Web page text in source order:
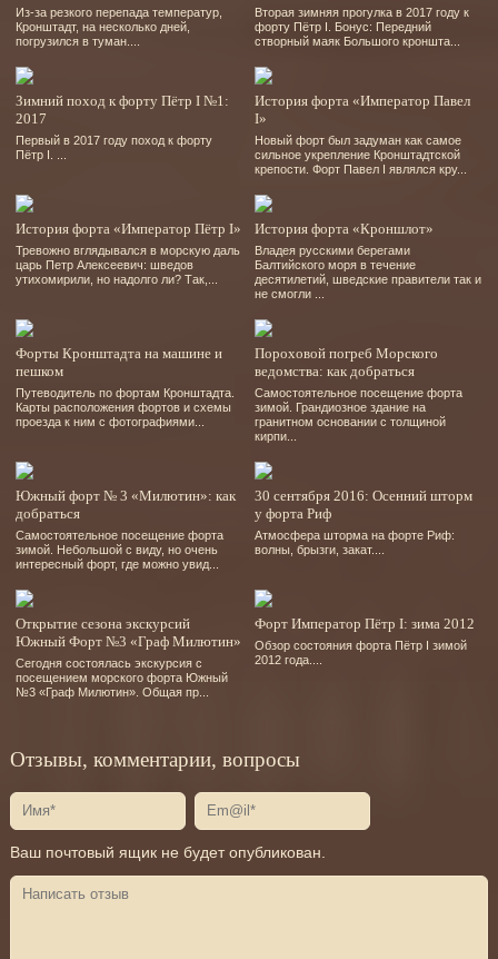
Из-за резкого перепада температур,
Кронштадт, на несколько дней,
погрузился в туман....
Вторая зимняя прогулка в 2017 году к
форту Пётр I. Бонус: Передний
створный маяк Большого кроншта...
Зимний поход к форту Пётр I №1:
2017
Первый в 2017 году поход к форту
Пётр I. ...
История форта «Император Павел
I»
Новый форт был задуман как самое
сильное укрепление Кронштадтской
крепости. Форт Павел I являлся кру...
История форта «Император Пётр I»
Тревожно вглядывался в морскую даль
царь Петр Алексеевич: шведов
утихомирили, но надолго ли? Так,...
История форта «Кроншлот»
Владея русскими берегами
Балтийского моря в течение
десятилетий, шведские правители так и
не смогли ...
Форты Кронштадта на машине и
пешком
Путеводитель по фортам Кронштадта.
Карты расположения фортов и схемы
проезда к ним с фотографиями...
Пороховой погреб Морского
ведомства: как добраться
Самостоятельное посещение форта
зимой. Грандиозное здание на
гранитном основании с толщиной
кирпи...
Южный форт № 3 «Милютин»: как
добраться
Самостоятельное посещение форта
зимой. Небольшой с виду, но очень
интересный форт, где можно увид...
30 сентября 2016: Осенний шторм
у форта Риф
Атмосфера шторма на форте Риф:
волны, брызги, закат....
Открытие сезона экскурсий
Южный Форт №3 «Граф Милютин»
Сегодня состоялась экскурсия с
посещением морского форта Южный
№3 «Граф Милютин». Общая пр...
Форт Император Пётр I: зима 2012
Обзор состояния форта Пётр I зимой
2012 года....
Отзывы, комментарии, вопросы
Ваш почтовый ящик не будет опубликован.